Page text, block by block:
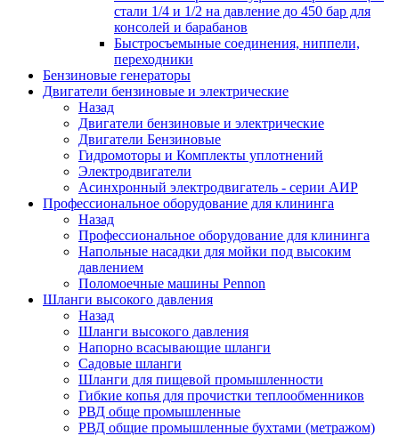
стали 1/4 и 1/2 на давление до 450 бар для
консолей и барабанов
Быстросъемыные соединения, ниппели,
переходники
Бензиновые генераторы
Двигатели бензиновые и электрические
Назад
Двигатели бензиновые и электрические
Двигатели Бензиновые
Гидромоторы и Комплекты уплотнений
Электродвигатели
Асинхронный электродвигатель - серии АИР
Профессиональное оборудование для клининга
Назад
Профессиональное оборудование для клининга
Напольные насадки для мойки под высоким
давлением
Поломоечные машины Pennon
Шланги высокого давления
Назад
Шланги высокого давления
Напорно всасывающие шланги
Садовые шланги
Шланги для пищевой промышленности
Гибкие копья для прочистки теплообменников
РВД обще промышленные
РВД общие промышленные бухтами (метражом)